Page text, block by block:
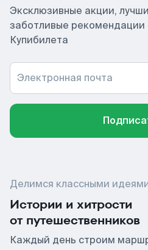
Эксклюзивные акции,
заботливые рекомендации
Купибилета
Электронная почта
Делимся классными
Истории и хитрости
от путешественников
Каждый день строим